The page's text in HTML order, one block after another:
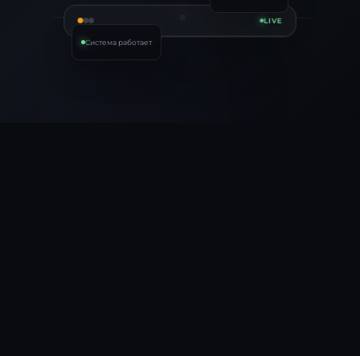
LIVE
АРХИТЕКТУРА
Ядро
бизнес-логикаСистема работает